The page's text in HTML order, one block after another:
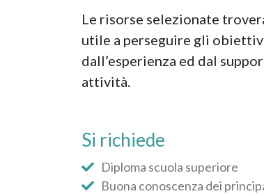
Le risorse selezionate
utile a perseguire gli
dall’esperienza ed dal
attività.
Si richiede
Diploma scuola superiore
Buona conoscenza dei